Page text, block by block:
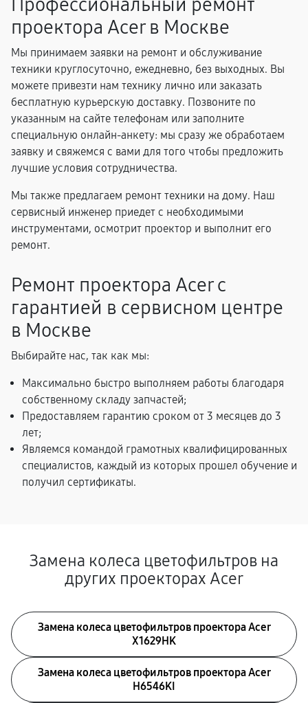
Профессиональный ремонт
проектора Acer в Москве
Мы принимаем заявки на ремонт и обслуживание
техники круглосуточно, ежедневно, без выходных. Вы
можете привезти нам технику лично или заказать
бесплатную курьерскую доставку. Позвоните по
указанным на сайте телефонам или заполните
специальную онлайн-анкету: мы сразу же обработаем
заявку и свяжемся с вами для того чтобы предложить
лучшие условия сотрудничества.
Мы также предлагаем ремонт техники на дому. Наш
сервисный инженер приедет с необходимыми
инструментами, осмотрит проектор и выполнит его
ремонт.
Ремонт проектора Acer с
гарантией в сервисном центре
в Москве
Выбирайте нас, так как мы:
Максимально быстро выполняем работы благодаря
собственному складу запчастей;
Предоставляем гарантию сроком от 3 месяцев до 3
лет;
Являемся командой грамотных квалифицированных
специалистов, каждый из которых прошел обучение и
получил сертификаты.
Замена колеса цветофильтров на
других проекторах Acer
Замена колеса цветофильтров проектора Acer
X1629HK
Замена колеса цветофильтров проектора Acer
H6546KI